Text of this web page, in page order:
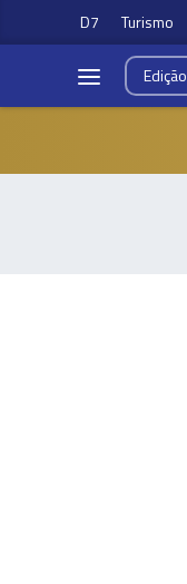
D7 Turismo
Edição